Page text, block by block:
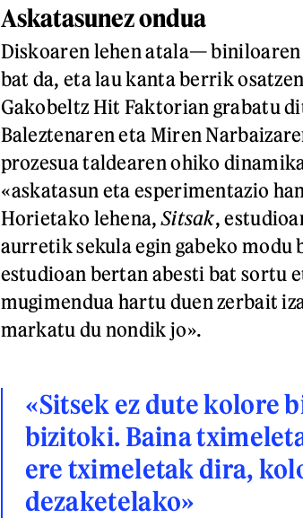
Askatasunez ondua
Diskoaren lehen atala—
bat da, eta lau kanta berrik
Gakobeltz Hit Faktorian grabatu
Baleztenaren eta Miren
prozesua taldearen ohiko
«askatasun eta esperimentazio
Horietako lehena,Sitsak,
aurretik sekula egin gabeko modu
estudioan bertan abesti bat sortu
mugimendua hartu duen zerbait
markatu du nondik jo».
«Sitsek ez dute kolore
bizitoki. Baina
ere tximeletak dira,
dezaketelako»